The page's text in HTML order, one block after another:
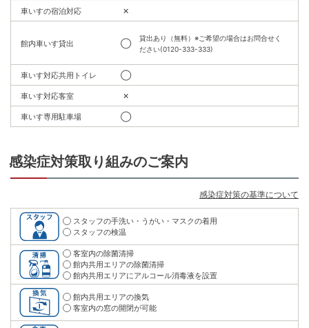
車いすの宿泊対応 ✕
館内車いす貸出 ◯
貸出あり（無料）※ご希望の場合はお問合せく
ださい(0120-333-333)
車いす対応共用トイレ ◯
車いす対応客室 ✕
車いす専用駐車場 ◯
感染症対策取り組みのご案内
感染症対策の基準について
スタッフの手洗い・うがい・マスクの着用
スタッフの検温
客室内の除菌清掃
館内共用エリアの除菌清掃
館内共用エリアにアルコール消毒液を設置
館内共用エリアの換気
客室内の窓の開閉が可能